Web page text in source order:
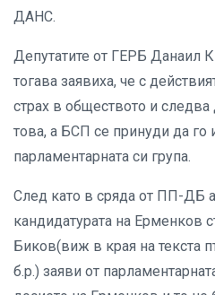
ДАНС.
Депутатите от ГЕРБ Данаил
тогава заявиха, че с
страх в обществото и
това, а БСП се принуди да го
парламентарната си група.
След като в сряда от ПП-ДБ
кандидатурата на Ерменков
Биков(виж в края на текста
б.р.) заяви от